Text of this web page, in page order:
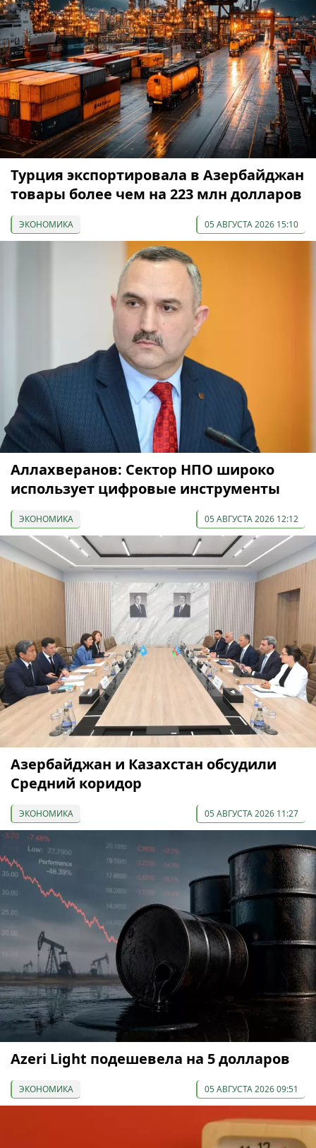
Турция экспортировала в Азербайджан
товары более чем на 223 млн долларов
ЭКОНОМИКА 05 АВГУСТА 2026 15:10
Аллахверанов: Сектор НПО широко
использует цифровые инструменты
ЭКОНОМИКА 05 АВГУСТА 2026 12:12
Азербайджан и Казахстан обсудили
Средний коридор
ЭКОНОМИКА 05 АВГУСТА 2026 11:27
Azeri Light подешевела на 5 долларов
ЭКОНОМИКА 05 АВГУСТА 2026 09:51